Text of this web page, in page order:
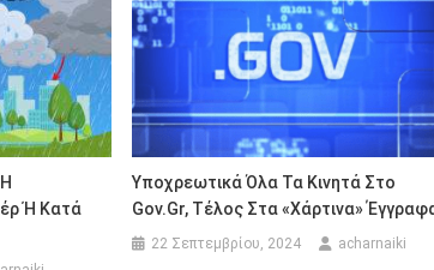
Ή Κατά
Υποχρεωτικά Όλα Τα Κινητά Στο
Gov.gr, Τέλος Στα «χάρτινα»
22 Σεπτεμβρίου, 2024 acharnaiki